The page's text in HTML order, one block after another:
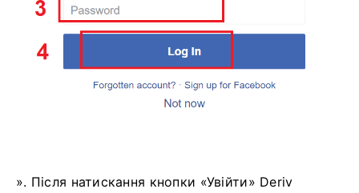
». Після натискання кнопки «Увійти» Deriv